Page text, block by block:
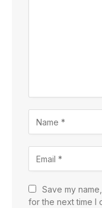
Save my
for the next time I